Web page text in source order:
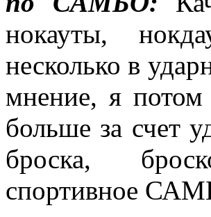
нокауты,
несколько в
мнение, я
больше за счет
броска,
спортивное